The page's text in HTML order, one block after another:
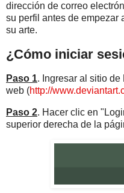
dirección de correo
su perfil antes de empezar
su arte.
¿Cómo iniciar
Paso 1. Ingresar al sitio
web (http://
Paso 2. Hacer clic en
superior derecha de la